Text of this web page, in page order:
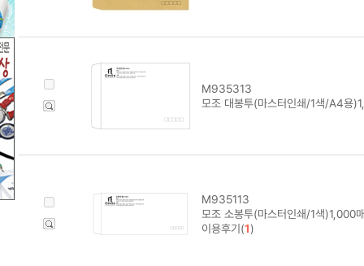
M935313
모조 대봉투(마스터인쇄/1색/A4용
M935113
모조 소봉투(마스터인쇄/1색)1,000
이용후기(1)